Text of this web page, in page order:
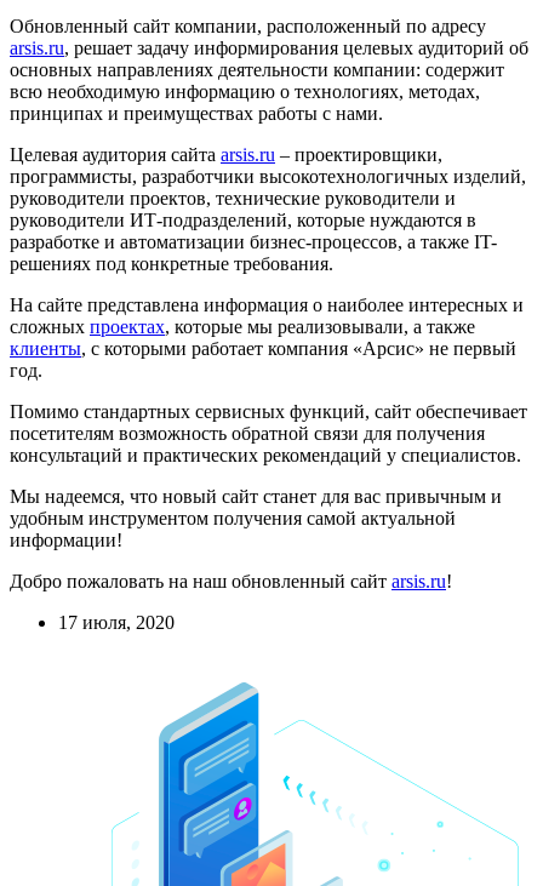
Обновленный сайт компании, расположенный по адресу
arsis.ru, решает задачу информирования целевых аудиторий об
основных направлениях деятельности компании: содержит
всю необходимую информацию о технологиях, методах,
принципах и преимуществах работы с нами.
Целевая аудитория сайта arsis.ru – проектировщики,
программисты, разработчики высокотехнологичных изделий,
руководители проектов, технические руководители и
руководители ИТ-подразделений, которые нуждаются в
разработке и автоматизации бизнес-процессов, а также IT-
решениях под конкретные требования.
На сайте представлена информация о наиболее интересных и
сложных проектах, которые мы реализовывали, а также
клиенты, с которыми работает компания «Арсис» не первый
год.
Помимо стандартных сервисных функций, сайт обеспечивает
посетителям возможность обратной связи для получения
консультаций и практических рекомендаций у специалистов.
Мы надеемся, что новый сайт станет для вас привычным и
удобным инструментом получения самой актуальной
информации!
Добро пожаловать на наш обновленный сайт arsis.ru!
17 июля, 2020